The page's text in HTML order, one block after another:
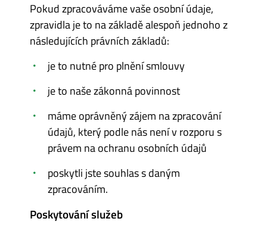
Pokud zpracováváme vaše osobní údaje,
zpravidla je to na základě alespoň jednoho z
následujících právních základů:
je to nutné pro plnění smlouvy
je to naše zákonná povinnost
máme oprávněný zájem na zpracování
údajů, který podle nás není v rozporu s
právem na ochranu osobních údajů
poskytli jste souhlas s daným
zpracováním.
Poskytování služeb